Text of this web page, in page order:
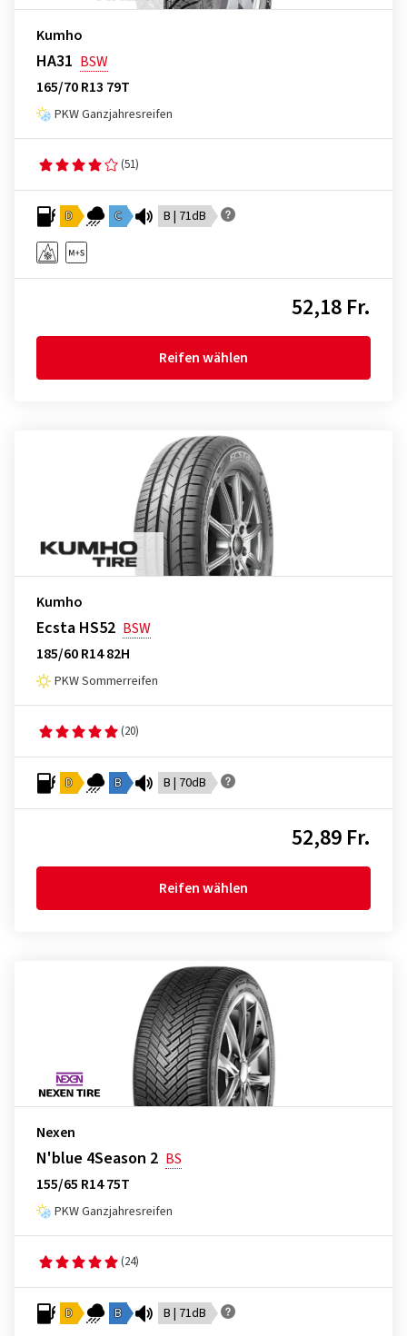
Kumho
HA31 BSW
165/70 R13 79T
PKW Ganzjahresreifen
(51)
D C B | 71dB
52,18 Fr.
Reifen wählen
Kumho
Ecsta HS52 BSW
185/60 R14 82H
PKW Sommerreifen
(20)
D B B | 70dB
52,89 Fr.
Reifen wählen
Nexen
N'blue 4Season 2 BS
155/65 R14 75T
PKW Ganzjahresreifen
(24)
D B B | 71dB